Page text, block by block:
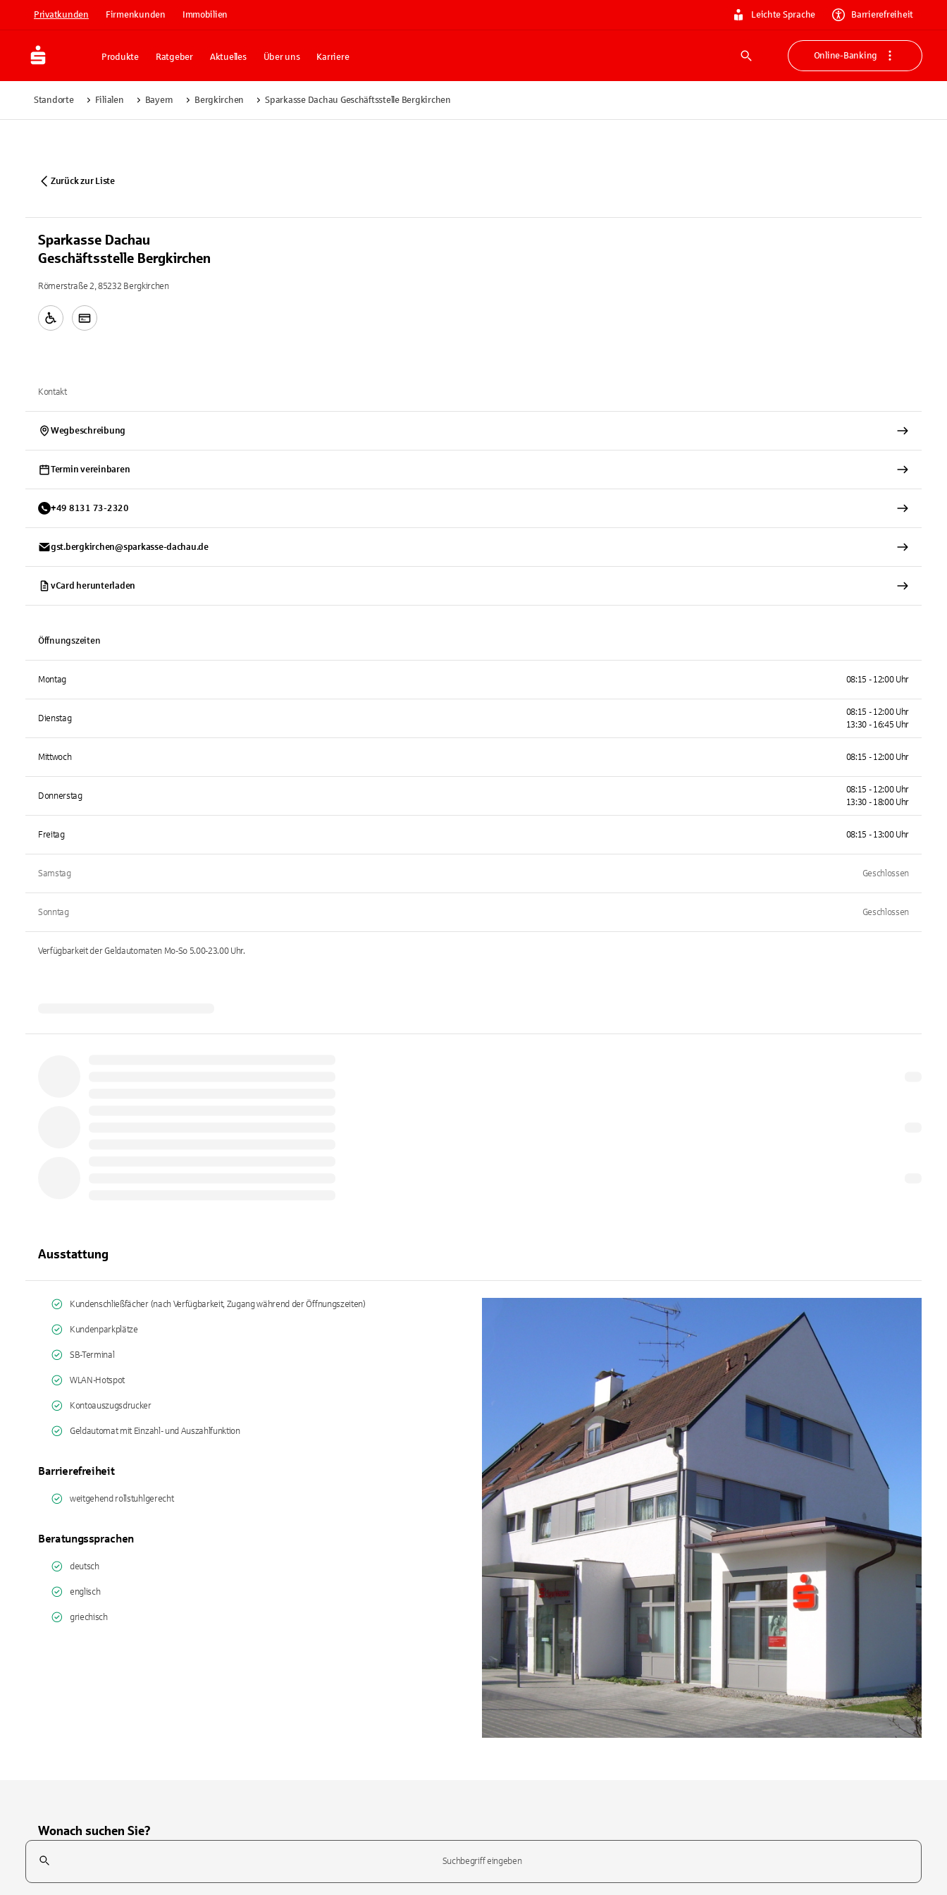
Privatkunden Firmenkunden Immobilien Leichte Sprache Barrierefreiheit
Produkte Ratgeber Aktuelles Über uns Karriere
Suche
Online-Banking
Standorte Filialen Bayern Bergkirchen Sparkasse Dachau Geschäftsstelle Bergkirchen
Zurück zur Liste
Sparkasse Dachau
Geschäftsstelle Bergkirchen
Römerstraße 2, 85232 Bergkirchen
Kontakt
Wegbeschreibung
Termin vereinbaren
+49 8131 73-2320
gst.bergkirchen@sparkasse-dachau.de
vCard herunterladen
Öffnungszeiten
Montag 08:15 - 12:00 Uhr
Dienstag
08:15 - 12:00 Uhr
13:30 - 16:45 Uhr
Mittwoch 08:15 - 12:00 Uhr
Donnerstag
08:15 - 12:00 Uhr
13:30 - 18:00 Uhr
Freitag 08:15 - 13:00 Uhr
Samstag Geschlossen
Sonntag Geschlossen
Verfügbarkeit der Geldautomaten Mo-So 5.00-23.00Uhr.
Ausstattung
Kundenschließfächer (nach Verfügbarkeit, Zugang während der Öffnungszeiten)
Kundenparkplätze
SB-Terminal
WLAN-Hotspot
Kontoauszugsdrucker
Geldautomat mit Einzahl- und Auszahlfunktion
Barrierefreiheit
weitgehend rollstuhlgerecht
Beratungssprachen
deutsch
englisch
griechisch
Wonach suchen Sie?
Suchfeld